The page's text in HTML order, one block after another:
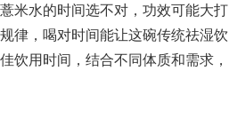
米水的时间选不对，功效可能大打
律，喝对时间能让这碗传统祛湿饮
饮用时间，结合不同体质和需求，